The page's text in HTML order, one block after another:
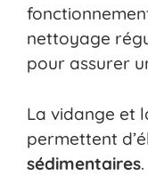
nettoyage
pour assurer
La vidange et
permettent
sédimentaires